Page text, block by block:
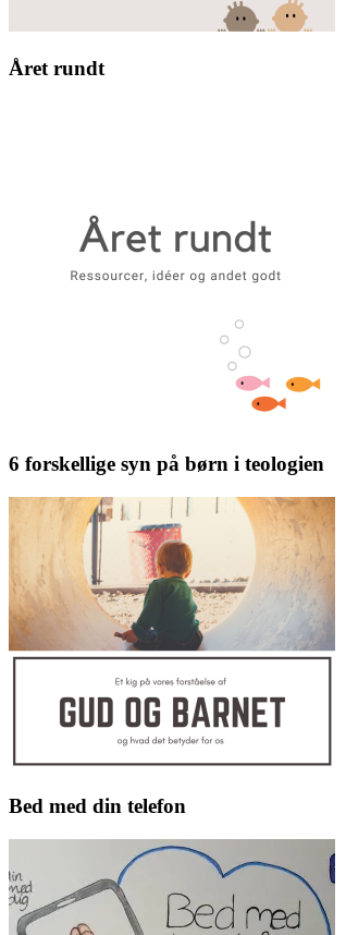
Året rundt
6 forskellige syn på børn i teologien
Bed med din telefon